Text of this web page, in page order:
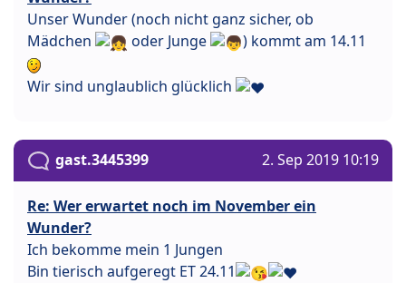
Unser Wunder (noch nicht ganz sicher, ob
Mädchen
oder Junge ) kommt am 14.11
Wir sind unglaublich glücklich
gast.3445399 2. Sep 2019 10:19
Re: Wer erwartet noch im November ein
Wunder?
Ich bekomme mein 1 Jungen
Bin tierisch aufgeregt ET 24.11